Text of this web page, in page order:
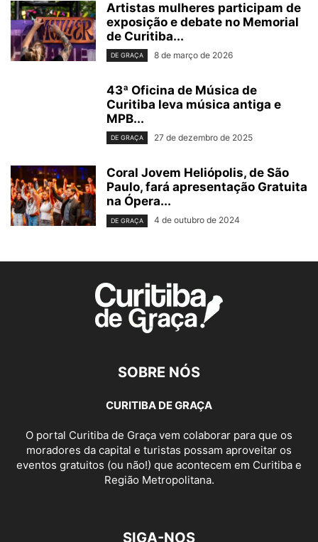
Artistas mulheres participam de
exposição e debate no Memorial
de Curitiba...
DE GRAÇA 8 de março de 2026
43ª Oficina de Música de
Curitiba leva música antiga e
MPB...
DE GRAÇA 27 de dezembro de 2025
Coral Jovem Heliópolis, de São
Paulo, fará apresentação Gratuita
na Ópera...
DE GRAÇA 4 de outubro de 2024
SOBRE NÓS
CURITIBA DE GRAÇA
O portal Curitiba de Graça vem colaborar para que os
moradores da capital e turistas possam aproveitar os
eventos gratuitos (ou não!) que acontecem em Curitiba e
Região Metropolitana.
SIGA-NOS